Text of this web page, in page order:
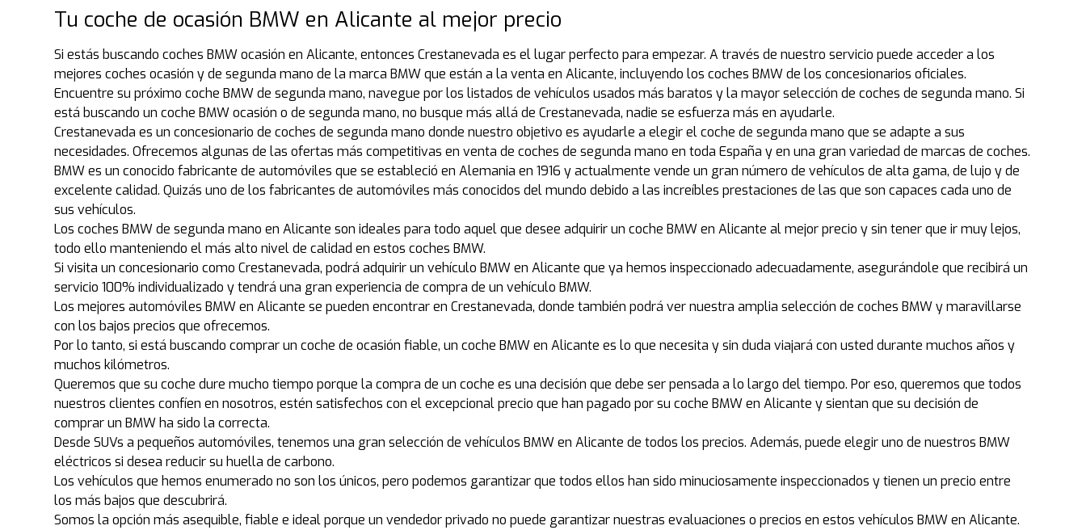
Tu coche de ocasión BMW en Alicante al mejor precio
Si estás buscando coches BMW ocasión en Alicante, entonces Crestanevada es el lugar perfecto para empezar. A través de nuestro servicio puede acceder a los
mejores coches ocasión y de segunda mano de la marca BMW que están a la venta en Alicante, incluyendo los coches BMW de los concesionarios oficiales.
Encuentre su próximo coche BMW de segunda mano, navegue por los listados de vehículos usados más baratos y la mayor selección de coches de segunda mano. Si
está buscando un coche BMW ocasión o de segunda mano, no busque más allá de Crestanevada, nadie se esfuerza más en ayudarle.
Crestanevada es un concesionario de coches de segunda mano donde nuestro objetivo es ayudarle a elegir el coche de segunda mano que se adapte a sus
necesidades. Ofrecemos algunas de las ofertas más competitivas en venta de coches de segunda mano en toda España y en una gran variedad de marcas de coches.
BMW es un conocido fabricante de automóviles que se estableció en Alemania en 1916 y actualmente vende un gran número de vehículos de alta gama, de lujo y de
excelente calidad. Quizás uno de los fabricantes de automóviles más conocidos del mundo debido a las increíbles prestaciones de las que son capaces cada uno de
sus vehículos.
Los coches BMW de segunda mano en Alicante son ideales para todo aquel que desee adquirir un coche BMW en Alicante al mejor precio y sin tener que ir muy lejos,
todo ello manteniendo el más alto nivel de calidad en estos coches BMW.
Si visita un concesionario como Crestanevada, podrá adquirir un vehículo BMW en Alicante que ya hemos inspeccionado adecuadamente, asegurándole que recibirá un
servicio 100% individualizado y tendrá una gran experiencia de compra de un vehículo BMW.
Los mejores automóviles BMW en Alicante se pueden encontrar en Crestanevada, donde también podrá ver nuestra amplia selección de coches BMW y maravillarse
con los bajos precios que ofrecemos.
Por lo tanto, si está buscando comprar un coche de ocasión fiable, un coche BMW en Alicante es lo que necesita y sin duda viajará con usted durante muchos años y
muchos kilómetros.
Queremos que su coche dure mucho tiempo porque la compra de un coche es una decisión que debe ser pensada a lo largo del tiempo. Por eso, queremos que todos
nuestros clientes confíen en nosotros, estén satisfechos con el excepcional precio que han pagado por su coche BMW en Alicante y sientan que su decisión de
comprar un BMW ha sido la correcta.
Desde SUVs a pequeños automóviles, tenemos una gran selección de vehículos BMW en Alicante de todos los precios. Además, puede elegir uno de nuestros BMW
eléctricos si desea reducir su huella de carbono.
Los vehículos que hemos enumerado no son los únicos, pero podemos garantizar que todos ellos han sido minuciosamente inspeccionados y tienen un precio entre
los más bajos que descubrirá.
Somos la opción más asequible, fiable e ideal porque un vendedor privado no puede garantizar nuestras evaluaciones o precios en estos vehículos BMW en Alicante.